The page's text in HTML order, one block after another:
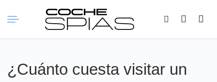
Buscar:
¿Cuánto cuesta visitar un